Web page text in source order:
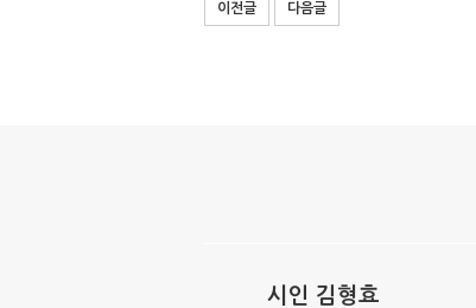
이전글 다음글
시인 김형효